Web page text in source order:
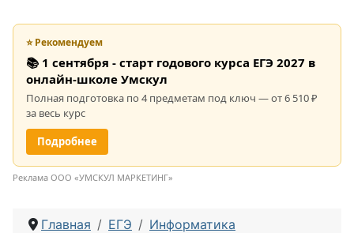
⭐ Рекомендуем
📚 1 сентября - старт годового курса ЕГЭ 2027 в
онлайн-школе Умскул
Полная подготовка по 4 предметам под ключ — от 6 510 ₽
за весь курс
Подробнее
Реклама ООО «УМСКУЛ МАРКЕТИНГ»
Главная ЕГЭ Информатика